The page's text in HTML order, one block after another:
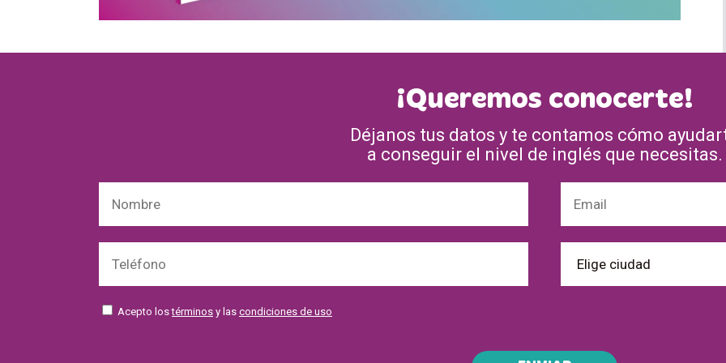
¡Queremos conocerte!
Déjanos tus datos y te contamos cómo
a conseguir el nivel de inglés que necesitas.
Acepto lostérminos y las condiciones de uso